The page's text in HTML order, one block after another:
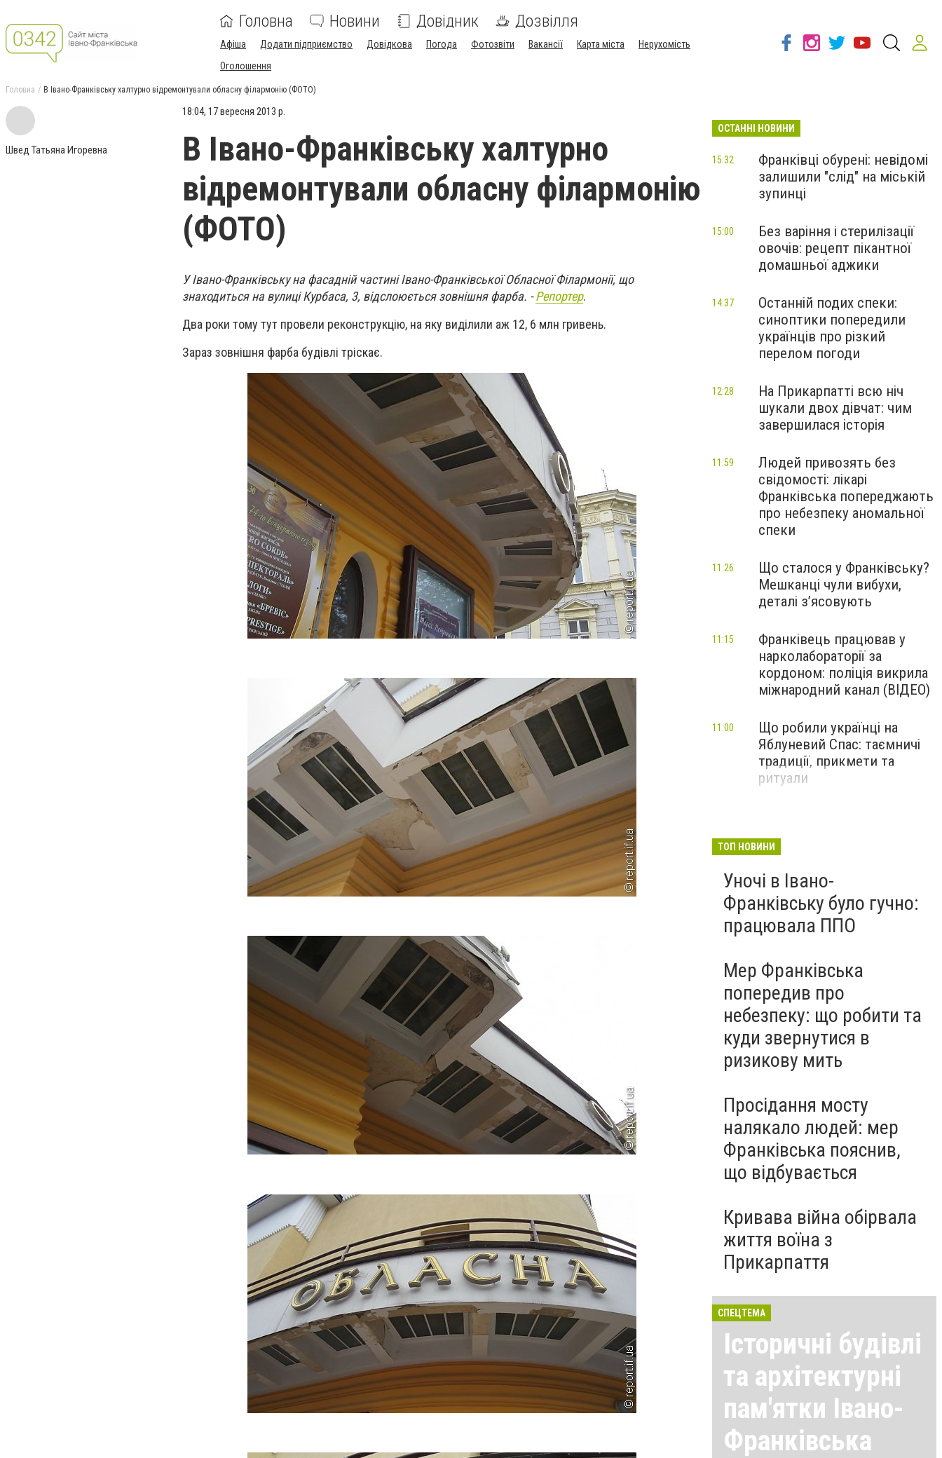
Головна Новини Довідник Дозвілля
Афіша Додати підприємство Довідкова Погода Фотозвіти Вакансії Карта міста
Нерухомість
Оголошення
Головна В Івано-Франківську халтурно відремонтували обласну філармонію (ФОТО)
Швед Татьяна Игоревна
18:04, 17 вересня 2013 р.
В Івано-Франківську халтурно
відремонтували обласну філармонію
(ФОТО)
У Івано-Франківську на фасадній частині Івано-Франківської Обласної Філармонії, що
знаходиться на вулиці Курбаса, 3, відслоюється зовнішня фарба. -Репортер.
Два роки тому тут провели реконструкцію, на яку виділили аж 12, 6 млн гривень.
Зараз зовнішня фарба будівлі тріскає.
ОСТАННІ НОВИНИ
Франківці обурені: невідомі
залишили "слід" на міській
зупинці
15:32
Без варіння і стерилізації
овочів: рецепт пікантної
домашньої аджики
15:00
Останній подих спеки:
синоптики попередили
українців про різкий
перелом погоди
14:37
На Прикарпатті всю ніч
шукали двох дівчат: чим
завершилася історія
12:28
Людей привозять без
свідомості: лікарі
Франківська попереджають
про небезпеку аномальної
спеки
11:59
Що сталося у Франківську?
Мешканці чули вибухи,
деталі з’ясовують
11:26
Франківець працював у
нарколабораторії за
кордоном: поліція викрила
міжнародний канал (ВІДЕО)
11:15
Що робили українці на
Яблуневий Спас: таємничі
традиції, прикмети та
ритуали
11:00
ТОП НОВИНИ
Уночі в Івано-
Франківську було гучно:
працювала ППО
Мер Франківська
попередив про
небезпеку: що робити та
куди звернутися в
ризикову мить
Просідання мосту
налякало людей: мер
Франківська пояснив,
що відбувається
Кривава війна обірвала
життя воїна з
Прикарпаття
СПЕЦТЕМА
Історичні будівлі
та архітектурні
пам'ятки Івано-
Франківська